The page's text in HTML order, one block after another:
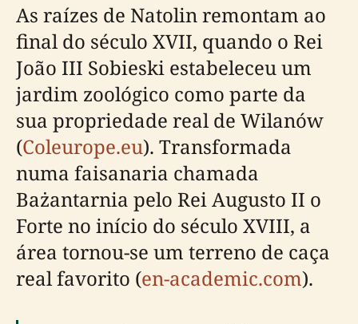
As raízes de Natolin remontam ao
final do século XVII, quando o Rei
João III Sobieski estabeleceu um
jardim zoológico como parte da
sua propriedade real de Wilanów
(Coleurope.eu). Transformada
numa faisanaria chamada
Bażantarnia pelo Rei Augusto II o
Forte no início do século XVIII, a
área tornou-se um terreno de caça
real favorito (en-academic.com).